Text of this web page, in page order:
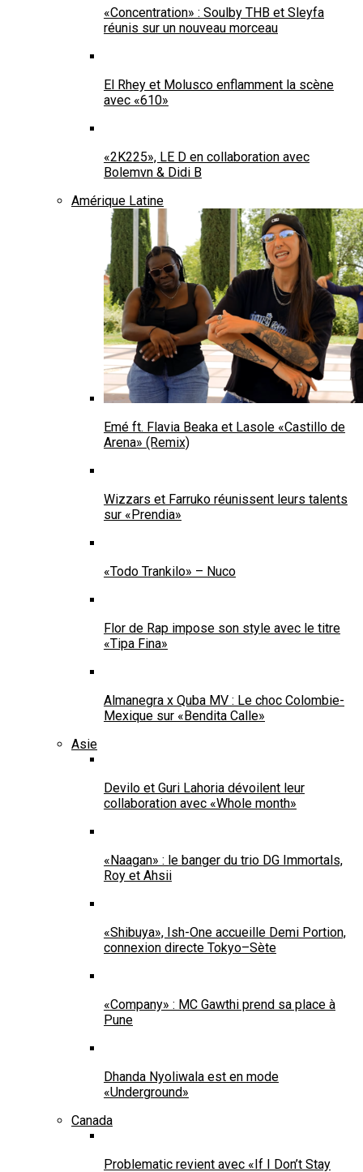
«Concentration» : Soulby THB et Sleyfa
réunis sur un nouveau morceau
El Rhey et Molusco enflamment la scène
avec «610»
«2K225», LE D en collaboration avec
Bolemvn & Didi B
Amérique Latine
Emé ft. Flavia Beaka et Lasole «Castillo de
Arena» (Remix)
Wizzars et Farruko réunissent leurs talents
sur «Prendia»
«Todo Trankilo» – Nuco
Flor de Rap impose son style avec le titre
«Tipa Fina»
Almanegra x Quba MV : Le choc Colombie-
Mexique sur «Bendita Calle»
Asie
Devilo et Guri Lahoria dévoilent leur
collaboration avec «Whole month»
«Naagan» : le banger du trio DG Immortals,
Roy et Ahsii
«Shibuya», Ish-One accueille Demi Portion,
connexion directe Tokyo–Sète
«Company» : MC Gawthi prend sa place à
Pune
Dhanda Nyoliwala est en mode
«Underground»
Canada
Problematic revient avec «If I Don’t Stay